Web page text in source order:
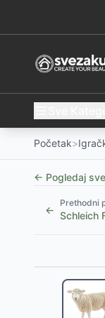
Početak>
← Pogledaj
←
Prethodni
Schleich
Schleich®
Schleich®